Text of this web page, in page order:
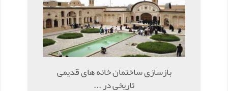
بازسازی ساختمان خانه های قدیمی
تاریخی در ...